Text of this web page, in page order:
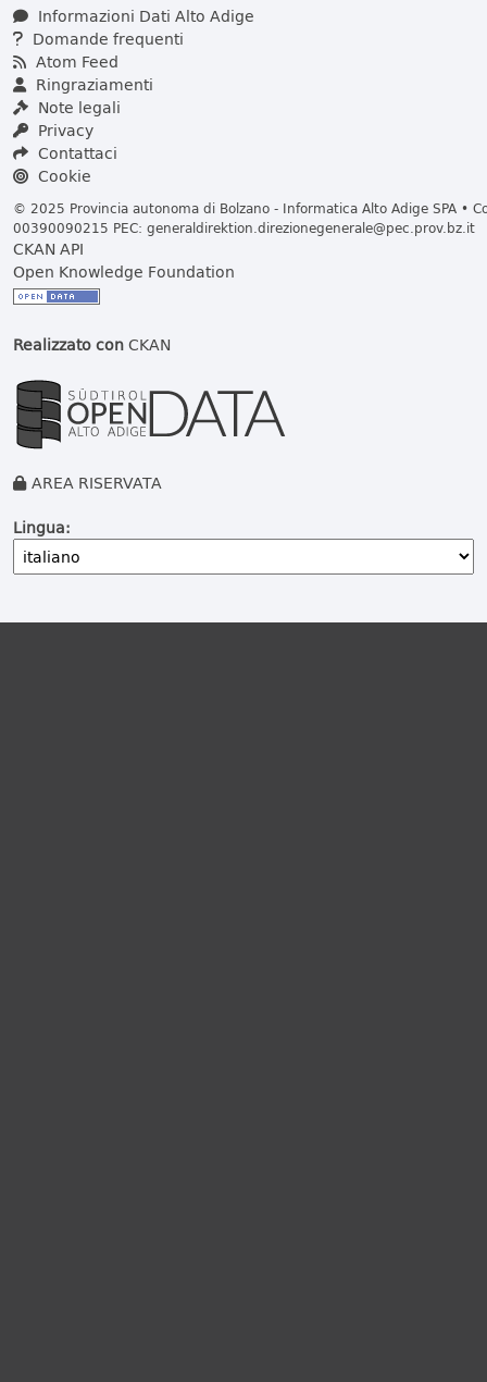
Informazioni Dati Alto Adige
Domande frequenti
Atom Feed
Ringraziamenti
Note legali
Privacy
Contattaci
Cookie
© 2025 Provincia autonoma di Bolzano - Informatica Alto Adige SPA •
00390090215 PEC: generaldirektion.direzionegenerale@pec.prov.bz.it
CKAN API
Open Knowledge Foundation
Realizzato conCKAN
AREA RISERVATA
Lingua